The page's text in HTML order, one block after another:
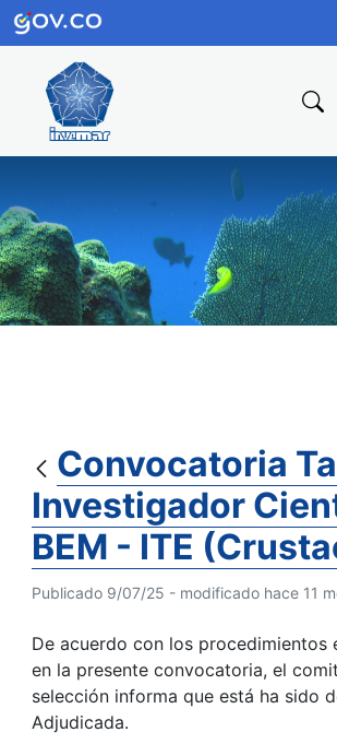
Convocatoria
Investigador
BEM - ITE
Publicado 9/07/25 - modificado hace 11
De acuerdo con los procedimientos
en la presente convocatoria, el
selección informa que está ha sido
Adjudicada.